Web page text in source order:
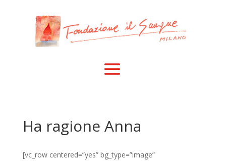
Ha ragione Anna
[vc_row centered=”yes” bg_type=”image”